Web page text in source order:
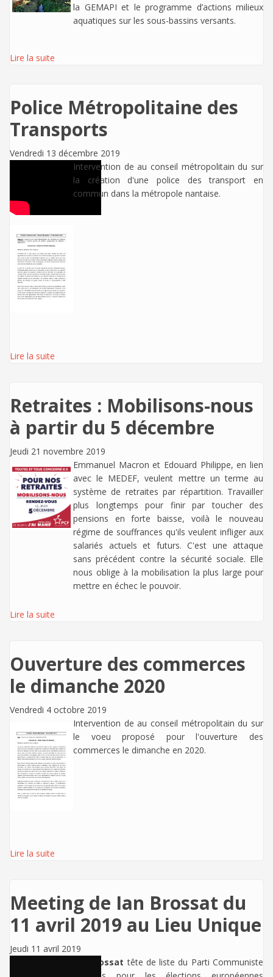
la GEMAPI et le programme d’actions milieux
aquatiques sur les sous-bassins versants.
Lire la suite
Police Métropolitaine des
Transports
Vendredi 13 décembre 2019
Intervention deau conseil métropolitain du sur
la création d'une police des transport en
commun dans la métropole nantaise.
Lire la suite
Retraites : Mobilisons-nous
à partir du 5 décembre
Jeudi 21 novembre 2019
Emmanuel Macron et Edouard Philippe, en lien
avec le MEDEF, veulent mettre un terme au
système de retraites par répartition. Travailler
plus longtemps pour finir par toucher des
pensions en forte baisse, voilà le nouveau
régime de souffrances qu'ils veulent infliger aux
salariés actuels et futurs. C'est une attaque
sans précédent contre la sécurité sociale. Elle
nous oblige à la mobilisation la plus large pour
mettre en échec le pouvoir.
Lire la suite
Ouverture des commerces
le dimanche 2020
Vendredi 4 octobre 2019
Intervention deau conseil métropolitain du sur
le voeu proposé pour l'ouverture des
commerces le dimanche en 2020.
Lire la suite
Meeting de Ian Brossat du
11 avril 2019 au Lieu Unique
Jeudi 11 avril 2019
Ian Brossat tête de liste du Parti Communiste